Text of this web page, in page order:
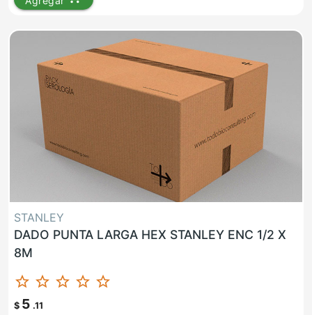
STANLEY
DADO PUNTA LARGA HEX STANLEY ENC 1/2 X
8M
star_border star_border star_border star_border star_border
$ 5 .11